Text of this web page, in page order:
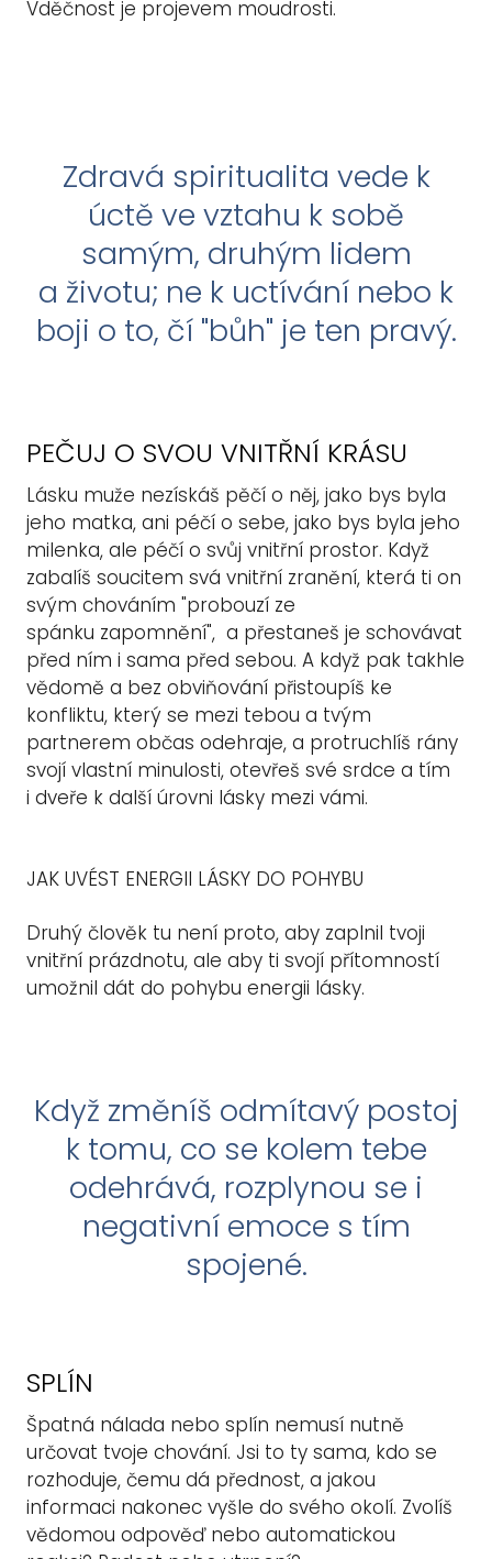
Vděčnost je projevem moudrosti.
Zdravá spiritualita vede k
úctě ve vztahu k sobě
samým, druhým lidem
a životu; ne k uctívání nebo k
boji o to, čí "bůh" je ten pravý.
PEČUJ O SVOU VNITŘNÍ KRÁSU
Lásku muže nezískáš pěčí o něj, jako bys byla
jeho matka, ani péčí o sebe, jako bys byla jeho
milenka, ale péčí o svůj vnitřní prostor. Když
zabalíš soucitem svá vnitřní zranění, která ti on
svým chováním "probouzí ze
spánku zapomnění", a přestaneš je schovávat
před ním i sama před sebou. A když pak takhle
vědomě a bez obviňování přistoupíš ke
konfliktu, který se mezi tebou a tvým
partnerem občas odehraje, a protruchlíš rány
svojí vlastní minulosti, otevřeš své srdce a tím
i dveře k další úrovni lásky mezi vámi.
JAK UVÉST ENERGII LÁSKY DO POHYBU
Druhý člověk tu není proto, aby zaplnil tvoji
vnitřní prázdnotu, ale aby ti svojí přítomností
umožnil dát do pohybu energii lásky.
Když změníš odmítavý postoj
k tomu, co se kolem tebe
odehrává, rozplynou se i
negativní emoce s tím
spojené.
SPLÍN
Špatná nálada nebo splín nemusí nutně
určovat tvoje chování. Jsi to ty sama, kdo se
rozhoduje, čemu dá přednost, a jakou
informaci nakonec vyšle do svého okolí. Zvolíš
vědomou odpověď nebo automatickou